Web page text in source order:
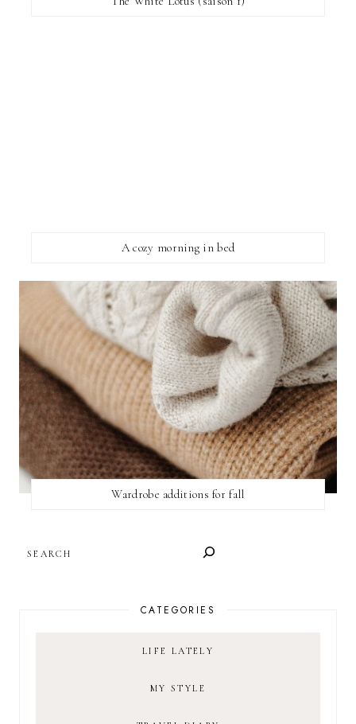
A cozy morning in bed
Wardrobe additions for fall
CATEGORIES
LIFE LATELY
MY STYLE